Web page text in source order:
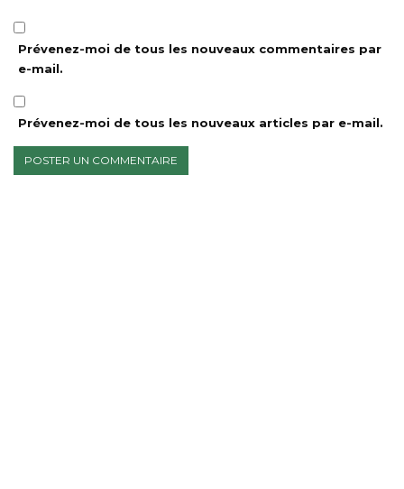
Prévenez-moi de tous les nouveaux commentaires par
e-mail.
Prévenez-moi de tous les nouveaux articles par e-mail.